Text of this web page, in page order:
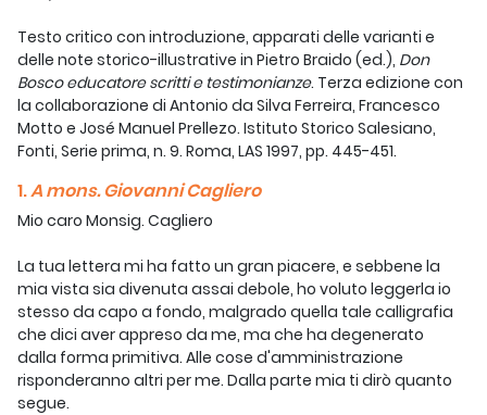
Testo critico con introduzione, apparati delle varianti e
delle note storico-illustrative in Pietro Braido (ed.), Don
Bosco educatore scritti e testimonianze. Terza edizione con
la collaborazione di Antonio da Silva Ferreira, Francesco
Motto e José Manuel Prellezo. Istituto Storico Salesiano,
Fonti, Serie prima, n. 9. Roma, LAS 1997, pp. 445-451.
1.A mons. Giovanni Cagliero
Mio caro Monsig. Cagliero
La tua lettera mi ha fatto un gran piacere, e sebbene la
mia vista sia divenuta assai debole, ho voluto leggerla io
stesso da capo a fondo, malgrado quella tale calligrafia
che dici aver appreso da me, ma che ha degenerato
dalla forma primitiva. Alle cose d'amministrazione
risponderanno altri per me. Dalla parte mia ti dirò quanto
segue.